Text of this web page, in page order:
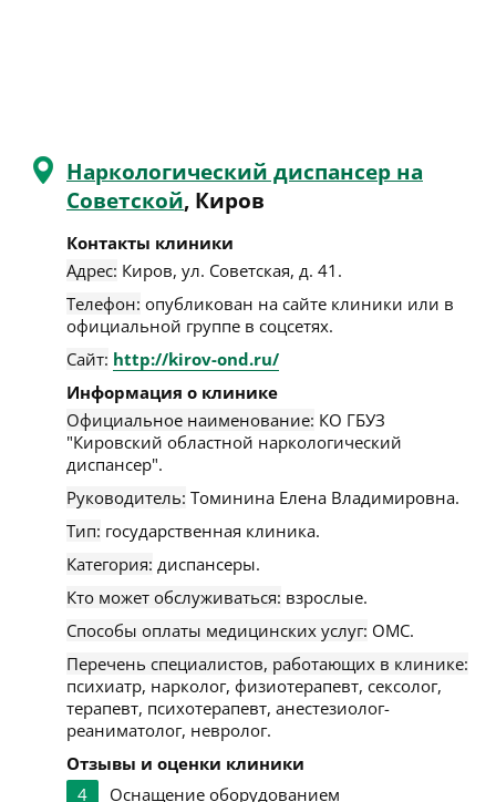
Наркологический диспансер на
Советской, Киров
Контакты клиники
Адрес: Киров, ул. Советская, д. 41 .
Телефон: опубликован на сайте клиники или в
официальной группе в соцсетях.
Сайт: http://kirov-ond.ru/
Информация о клинике
Официальное наименование: КО ГБУЗ
"Кировский областной наркологический
диспансер".
Руководитель: Томинина Елена Владимировна.
Тип: государственная клиника.
Категория: диспансеры.
Кто может обслуживаться: взрослые.
Способы оплаты медицинских услуг: ОМС.
Перечень специалистов, работающих в клинике:
психиатр, нарколог, физиотерапевт, сексолог,
терапевт, психотерапевт, анестезиолог-
реаниматолог, невролог.
Отзывы и оценки клиники
4
Оснащение оборудованием